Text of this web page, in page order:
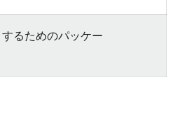
るためのパッケー